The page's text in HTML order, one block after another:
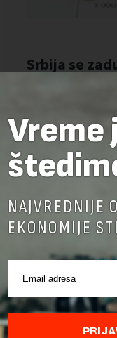
Preuzimanje delova
ka izvornom tekstu na
Vreme
NAJVREDNIJE
EKONOMIJE